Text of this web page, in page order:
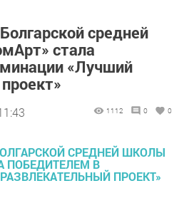
средней
стала
«Лучший
1112 0 0